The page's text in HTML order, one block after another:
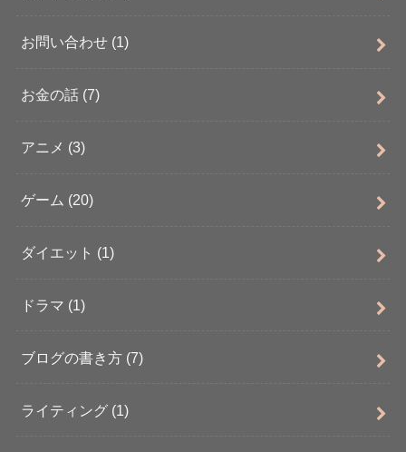
お問い合わせ (1)
お金の話 (7)
アニメ (3)
ゲーム (20)
ダイエット (1)
ドラマ (1)
ブログの書き方 (7)
ライティング (1)